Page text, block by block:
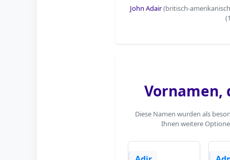
John Adair(britisch-
Vornamen,
Diese Namen wurden als
Ihnen weitere